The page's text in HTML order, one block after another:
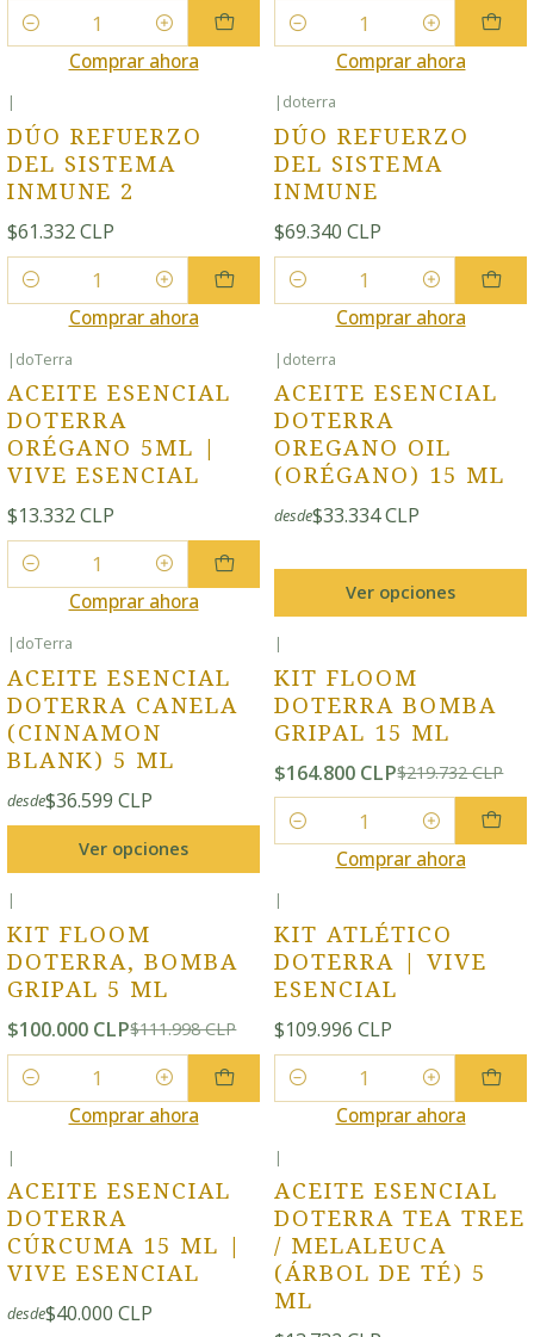
Cantidad
Comprar ahora
Cantidad
Comprar ahora
|
DÚO REFUERZO
DEL SISTEMA
INMUNE 2
$61.332 CLP
Cantidad
Comprar ahora
| doterra
DÚO REFUERZO
DEL SISTEMA
INMUNE
$69.340 CLP
Cantidad
Comprar ahora
| doTerra
ACEITE ESENCIAL
DOTERRA
ORÉGANO 5ML |
VIVE ESENCIAL
$13.332 CLP
Cantidad
Comprar ahora
| doterra
ACEITE ESENCIAL
DOTERRA
OREGANO OIL
(ORÉGANO) 15 ML
desde$33.334 CLP
Ver opciones
| doTerra
ACEITE ESENCIAL
DOTERRA CANELA
(CINNAMON
BLANK) 5 ML
desde$36.599 CLP
Ver opciones
|
KIT FLOOM
DOTERRA BOMBA
GRIPAL 15 ML
$164.800 CLP$219.732 CLP
Cantidad
Comprar ahora
|
KIT FLOOM
DOTERRA, BOMBA
GRIPAL 5 ML
$100.000 CLP$111.998 CLP
Cantidad
Comprar ahora
|
KIT ATLÉTICO
DOTERRA | VIVE
ESENCIAL
$109.996 CLP
Cantidad
Comprar ahora
|
ACEITE ESENCIAL
DOTERRA
CÚRCUMA 15 ML |
VIVE ESENCIAL
desde$40.000 CLP
|
ACEITE ESENCIAL
DOTERRA TEA TREE
/ MELALEUCA
(ÁRBOL DE TÉ) 5
ML